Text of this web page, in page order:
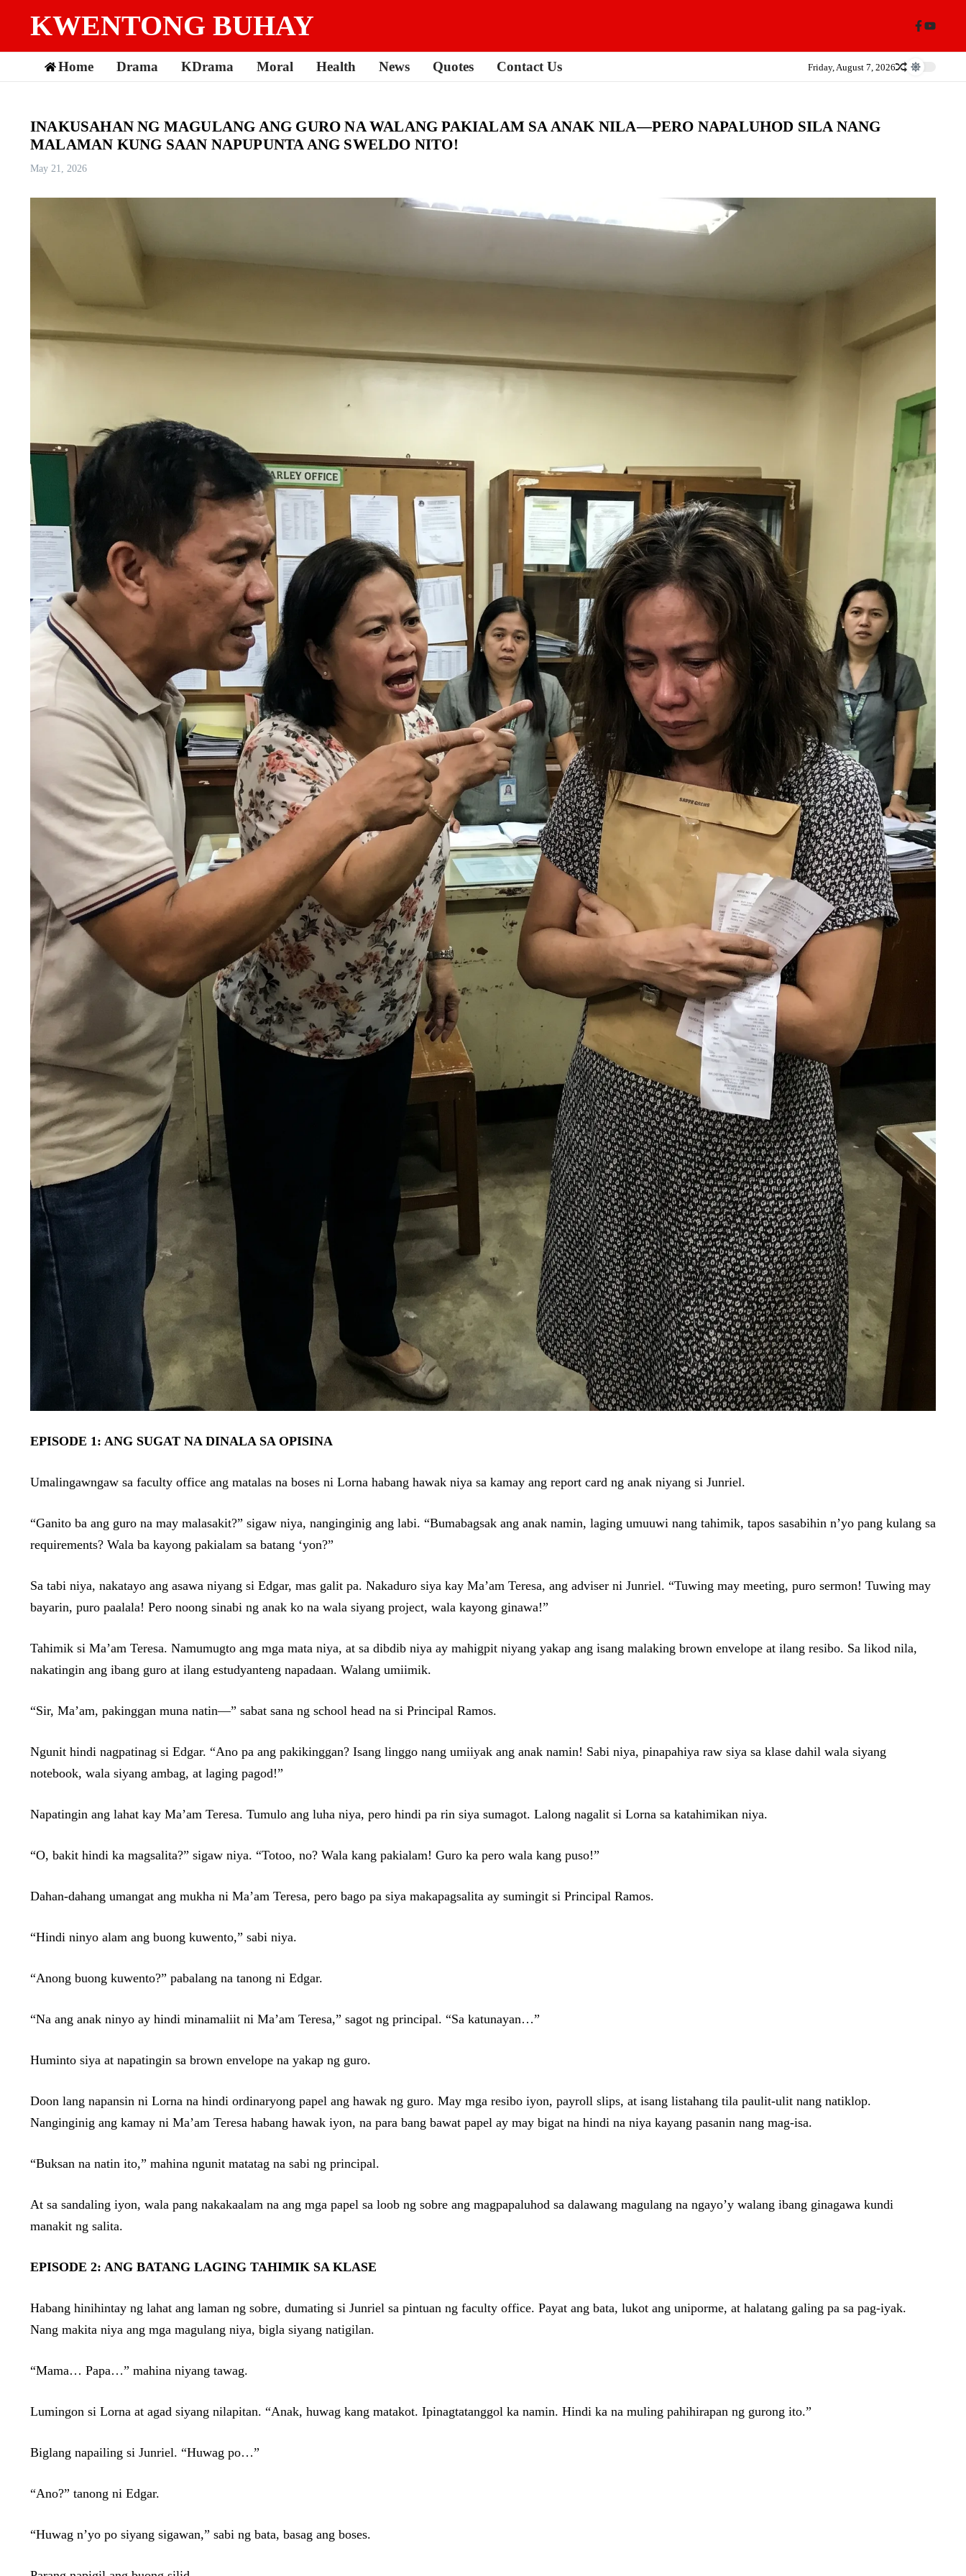
KWENTONG BUHAY
Home Drama KDrama Moral Health News Quotes Contact Us Friday, August 7, 2026
INAKUSAHAN NG MAGULANG ANG GURO NA WALANG PAKIALAM SA ANAK NILA—PERO NAPALUHOD SILA NANG
MALAMAN KUNG SAAN NAPUPUNTA ANG SWELDO NITO!
May 21, 2026
EPISODE 1: ANG SUGAT NA DINALA SA OPISINA
Umalingawngaw sa faculty office ang matalas na boses ni Lorna habang hawak niya sa kamay ang report card ng anak niyang si Junriel.
“Ganito ba ang guro na may malasakit?” sigaw niya, nanginginig ang labi. “Bumabagsak ang anak namin, laging umuuwi nang tahimik, tapos sasabihin n’yo pang kulang sa
requirements? Wala ba kayong pakialam sa batang ‘yon?”
Sa tabi niya, nakatayo ang asawa niyang si Edgar, mas galit pa. Nakaduro siya kay Ma’am Teresa, ang adviser ni Junriel. “Tuwing may meeting, puro sermon! Tuwing may
bayarin, puro paalala! Pero noong sinabi ng anak ko na wala siyang project, wala kayong ginawa!”
Tahimik si Ma’am Teresa. Namumugto ang mga mata niya, at sa dibdib niya ay mahigpit niyang yakap ang isang malaking brown envelope at ilang resibo. Sa likod nila,
nakatingin ang ibang guro at ilang estudyanteng napadaan. Walang umiimik.
“Sir, Ma’am, pakinggan muna natin—” sabat sana ng school head na si Principal Ramos.
Ngunit hindi nagpatinag si Edgar. “Ano pa ang pakikinggan? Isang linggo nang umiiyak ang anak namin! Sabi niya, pinapahiya raw siya sa klase dahil wala siyang
notebook, wala siyang ambag, at laging pagod!”
Napatingin ang lahat kay Ma’am Teresa. Tumulo ang luha niya, pero hindi pa rin siya sumagot. Lalong nagalit si Lorna sa katahimikan niya.
“O, bakit hindi ka magsalita?” sigaw niya. “Totoo, no? Wala kang pakialam! Guro ka pero wala kang puso!”
Dahan-dahang umangat ang mukha ni Ma’am Teresa, pero bago pa siya makapagsalita ay sumingit si Principal Ramos.
“Hindi ninyo alam ang buong kuwento,” sabi niya.
“Anong buong kuwento?” pabalang na tanong ni Edgar.
“Na ang anak ninyo ay hindi minamaliit ni Ma’am Teresa,” sagot ng principal. “Sa katunayan…”
Huminto siya at napatingin sa brown envelope na yakap ng guro.
Doon lang napansin ni Lorna na hindi ordinaryong papel ang hawak ng guro. May mga resibo iyon, payroll slips, at isang listahang tila paulit-ulit nang natiklop.
Nanginginig ang kamay ni Ma’am Teresa habang hawak iyon, na para bang bawat papel ay may bigat na hindi na niya kayang pasanin nang mag-isa.
“Buksan na natin ito,” mahina ngunit matatag na sabi ng principal.
At sa sandaling iyon, wala pang nakakaalam na ang mga papel sa loob ng sobre ang magpapaluhod sa dalawang magulang na ngayo’y walang ibang ginagawa kundi
manakit ng salita.
EPISODE 2: ANG BATANG LAGING TAHIMIK SA KLASE
Habang hinihintay ng lahat ang laman ng sobre, dumating si Junriel sa pintuan ng faculty office. Payat ang bata, lukot ang uniporme, at halatang galing pa sa pag-iyak.
Nang makita niya ang mga magulang niya, bigla siyang natigilan.
“Mama… Papa…” mahina niyang tawag.
Lumingon si Lorna at agad siyang nilapitan. “Anak, huwag kang matakot. Ipinagtatanggol ka namin. Hindi ka na muling pahihirapan ng gurong ito.”
Biglang napailing si Junriel. “Huwag po…”
“Ano?” tanong ni Edgar.
“Huwag n’yo po siyang sigawan,” sabi ng bata, basag ang boses.